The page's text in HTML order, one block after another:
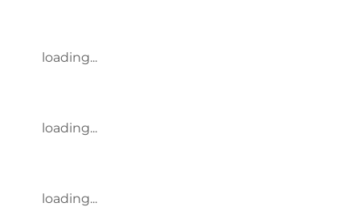
loading...
loading...
loading...